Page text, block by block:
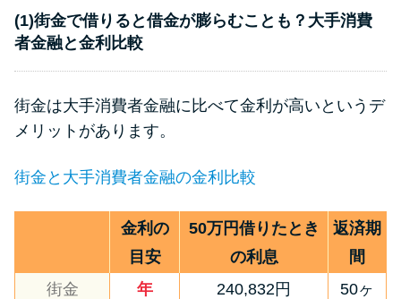
(1)街金で借りると借金が膨らむことも？大手消費
者金融と金利比較
街金は大手消費者金融に比べて金利が高いというデ
メリットがあります。
街金と大手消費者金融の金利比較
金利の
目安
50万円借りたとき
の利息
返済期
間
街金
年
240,832円
50ヶ